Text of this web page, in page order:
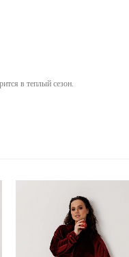
в теплый сезон.